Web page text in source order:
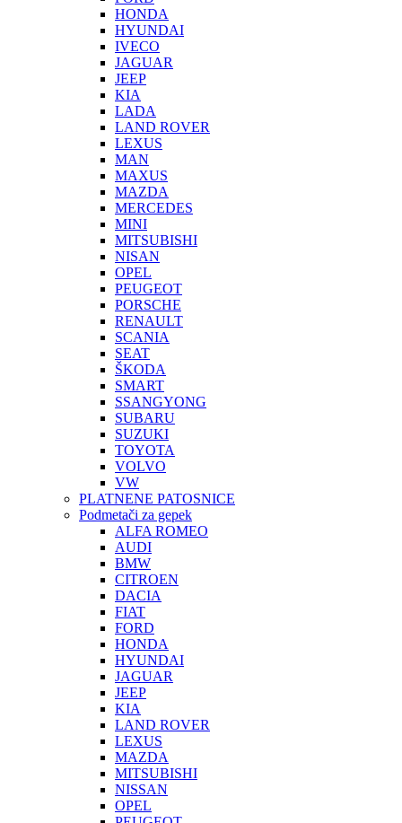
HONDA
HYUNDAI
IVECO
JAGUAR
JEEP
KIA
LADA
LAND ROVER
LEXUS
MAN
MAXUS
MAZDA
MERCEDES
MINI
MITSUBISHI
NISAN
OPEL
PEUGEOT
PORSCHE
RENAULT
SCANIA
SEAT
ŠKODA
SMART
SSANGYONG
SUBARU
SUZUKI
TOYOTA
VOLVO
VW
PLATNENE PATOSNICE
Podmetači za gepek
ALFA ROMEO
AUDI
BMW
CITROEN
DACIA
FIAT
FORD
HONDA
HYUNDAI
JAGUAR
JEEP
KIA
LAND ROVER
LEXUS
MAZDA
MITSUBISHI
NISSAN
OPEL